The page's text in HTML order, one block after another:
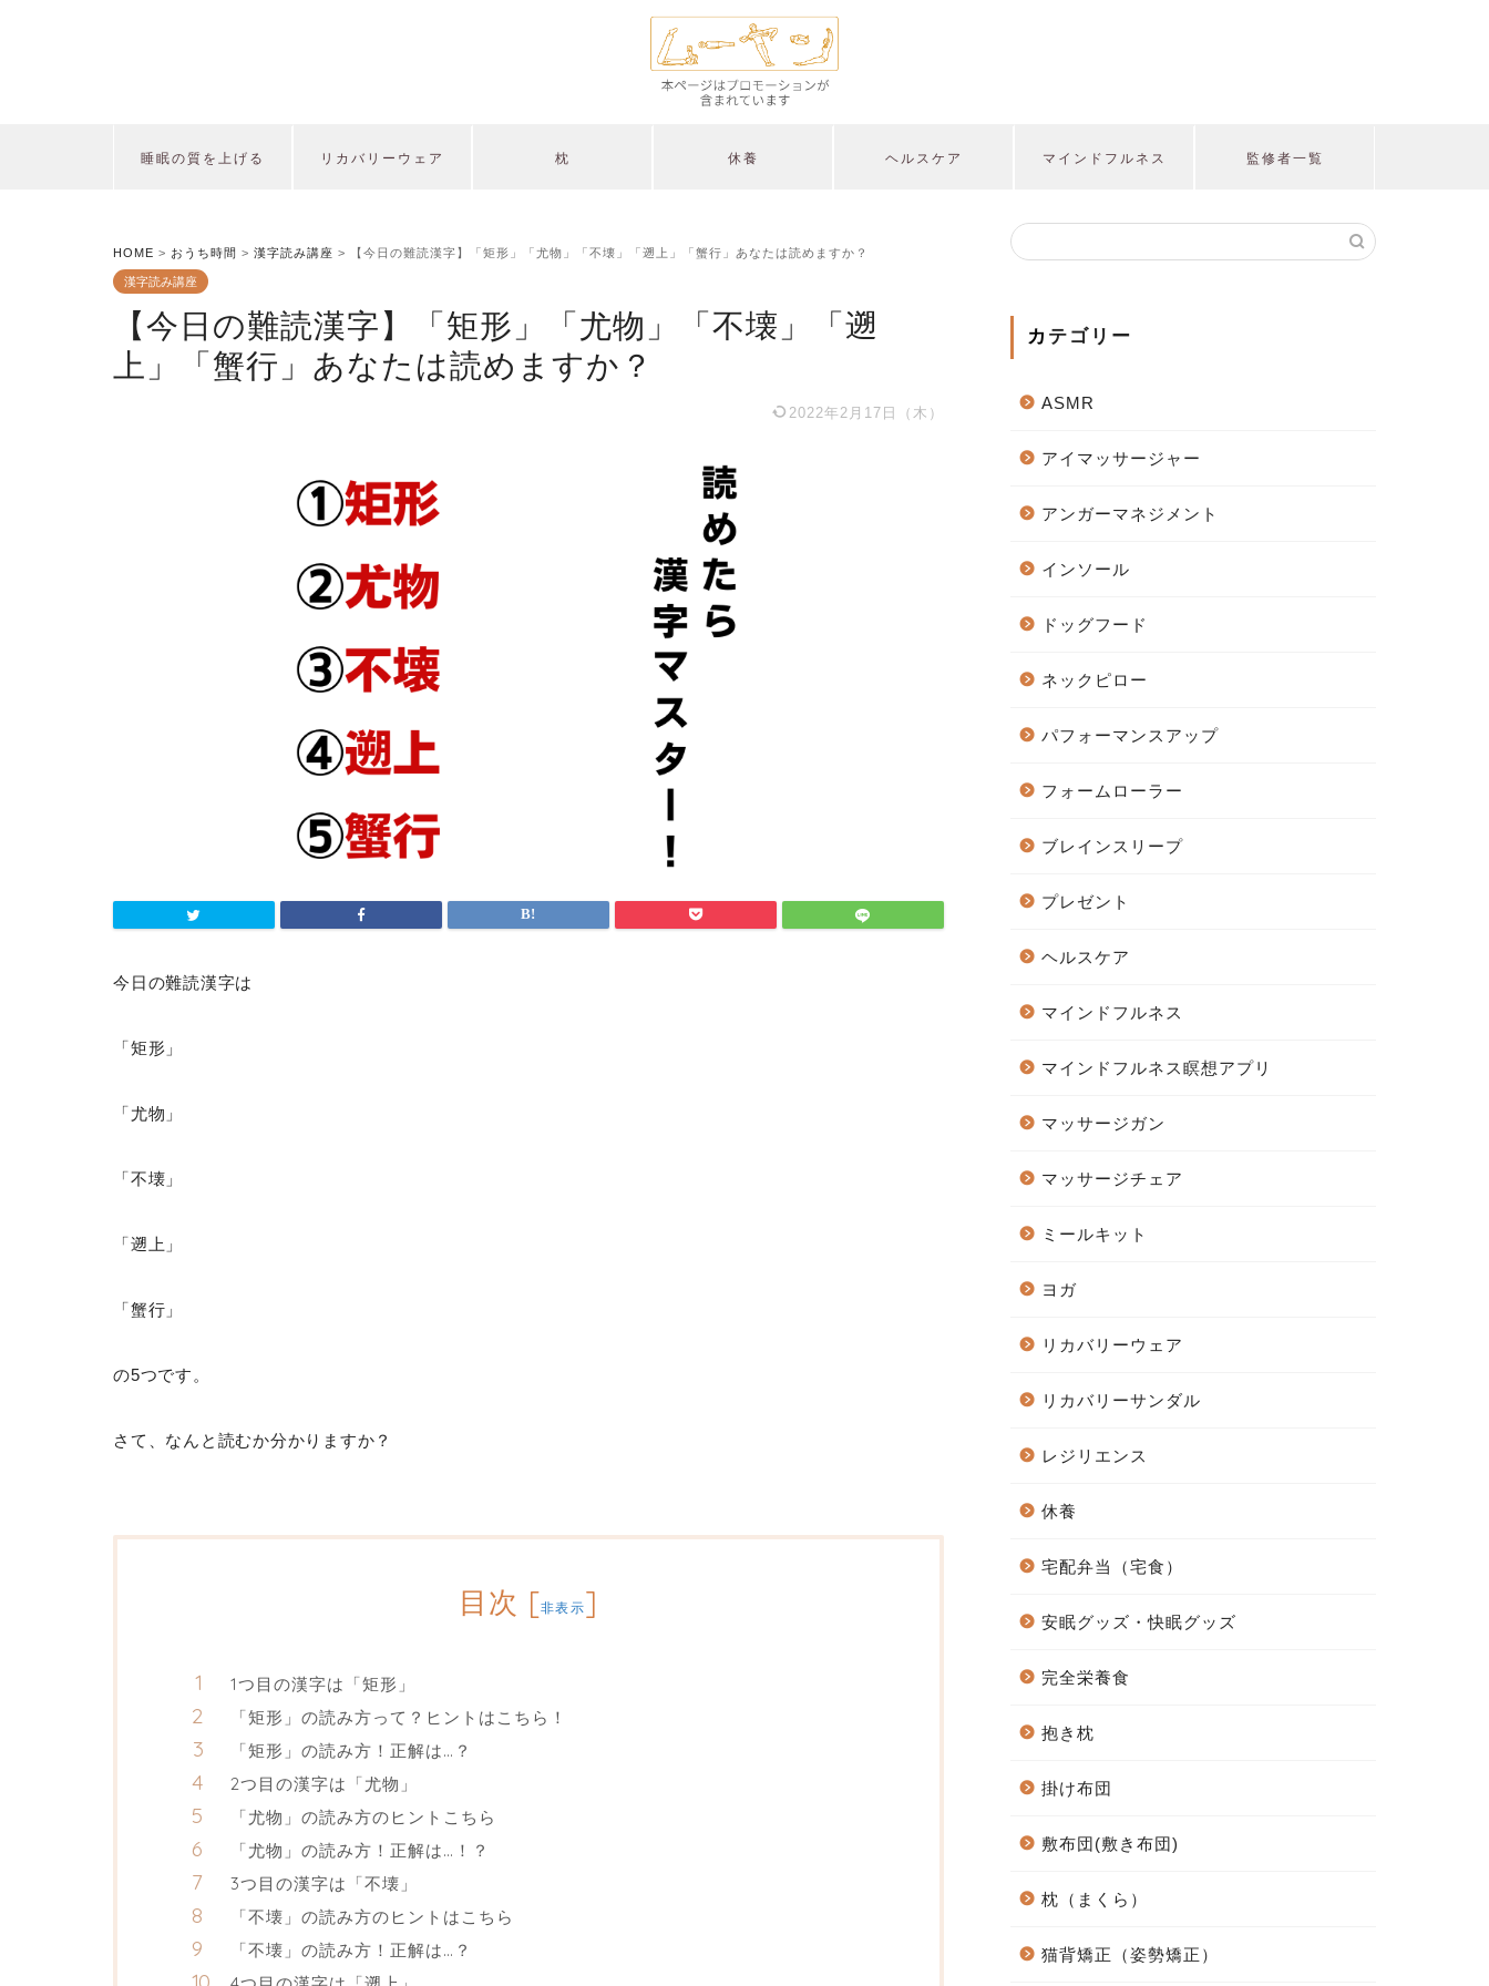
睡眠の質を上げる リカバリーウェア 枕 休養 ヘルスケア マインドフルネス 監修者一覧
HOME > おうち時間 > 漢字読み講座 > 【今日の難読漢字】「矩形」「尤物」「不壊」「遡上」「蟹行」あなたは読めますか？
漢字読み講座
【今日の難読漢字】「矩形」「尤物」「不壊」「遡
上」「蟹行」あなたは読めますか？
2022年2月17日（木）
今日の難読漢字は
「矩形」
「尤物」
「不壊」
「遡上」
「蟹行」
の5つです。
さて、なんと読むか分かりますか？
目次 [非表示]
1つ目の漢字は「矩形」
「矩形」の読み方って？ヒントはこちら！
「矩形」の読み方！正解は…？
2つ目の漢字は「尤物」
「尤物」の読み方のヒントこちら
「尤物」の読み方！正解は…！？
3つ目の漢字は「不壊」
「不壊」の読み方のヒントはこちら
「不壊」の読み方！正解は…？
カテゴリー
ASMR
アイマッサージャー
アンガーマネジメント
インソール
ドッグフード
ネックピロー
パフォーマンスアップ
フォームローラー
ブレインスリープ
プレゼント
ヘルスケア
マインドフルネス
マインドフルネス瞑想アプリ
マッサージガン
マッサージチェア
ミールキット
ヨガ
リカバリーウェア
リカバリーサンダル
レジリエンス
休養
宅配弁当（宅食）
安眠グッズ・快眠グッズ
完全栄養食
抱き枕
掛け布団
敷布団(敷き布団)
枕（まくら）
猫背矯正（姿勢矯正）